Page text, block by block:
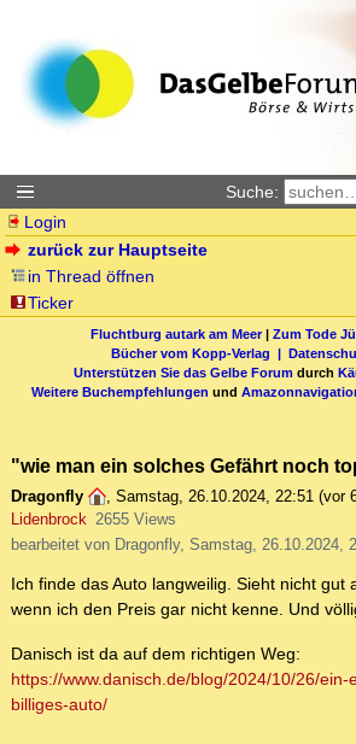
Suche:
Login
zurück zur Hauptseite
in Thread öffnen
Ticker
Fluchtburg autark am Meer| Zum Tode
Bücher vom Kopp-Verlag |
Unterstützen Sie das Gelbe Forum durch
Weitere Buchempfehlungen und
"wie man ein solches Gefährt noch
Dragonfly , Samstag, 26.10.2024, 22:51 (vor
Lidenbrock 2655 Views
bearbeitet von Dragonfly, Samstag, 26.10.2024,
Ich finde das Auto langweilig. Sieht nicht gut
wenn ich den Preis gar nicht kenne. Und
Danisch ist da auf dem richtigen Weg:
https://www.danisch.de/blog/2024/10/26/ein-
billiges-auto/